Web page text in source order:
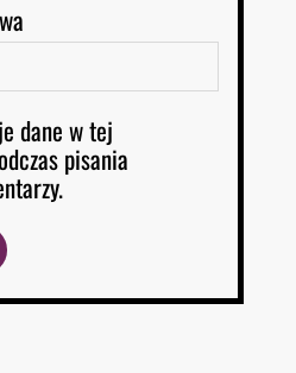
dane w tej
pisania